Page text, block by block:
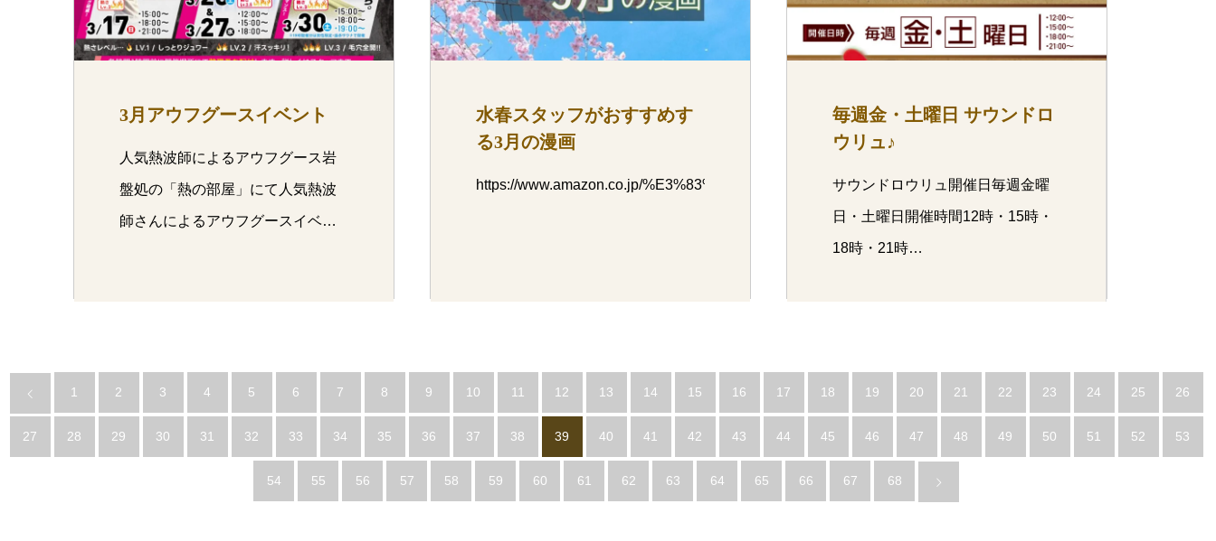
3月アウフグースイベント
人気熱波師によるアウフグース岩
盤処の「熱の部屋」にて人気熱波
師さんによるアウフグースイベ
水春スタッフがおすすめす
る3月の漫画
https://www.amazon.co.jp/%E3%83%80%E3%82%A4%E3%83%A4%E3…
毎週金・土曜日 サウンドロ
ウリュ♪
サウンドロウリュ開催日毎週金曜
日・土曜日開催時間12時・15時・
18時・21時…
1 2 3 4 5 6 7 8 9 10 11 12 13 14 15 16 17 18 19 20 21 22 23 24 25 26
27 28 29 30 31 32 33 34 35 36 37 38 39 40 41 42 43 44 45 46 47 48 49 50 51 52 53
54 55 56 57 58 59 60 61 62 63 64 65 66 67 68